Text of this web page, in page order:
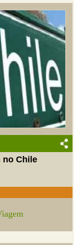
no Chile